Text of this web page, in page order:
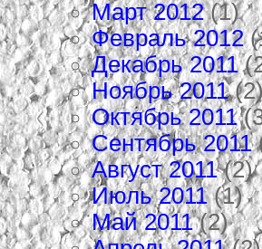
Март 2012(1)
Февраль 2012
Декабрь 2011
Ноябрь 2011
Октябрь 2011
Сентябрь 2011
Август 2011(2)
Июль 2011(1)
Май 2011(2)